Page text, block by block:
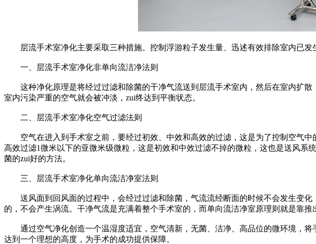
层流手术室净化主要采取三种措施。控制浮游粒子发生量、迅述有效排除室内已发
一、层流手术室净化非单向流洁净法则
这种净化原理是将经过过滤和除菌的干净气流送到层流手术室内，然后在室内扩散
室内污染严重的空气就会被冲淡，zui终达到平衡状态。
二、层流手术室净化空气过滤法则
空气在进入到手术室之前，要经过初效、中效和高效的过滤，这是为了控制空气中
高效过滤1微米以下的亚微米级微粒，这是初效和中效过滤不掉的微粒，这也是送风
菌的zui好的方法。
三、层流手术室净化单向流洁净室法则
送风面到回风面的过程中，会经过过滤和除菌，气流流经断面的时候不会发生变化
的，不会产生涡流。干净气流是充满着整个手术室的，而单向流洁净室原理则就是靠
通过空气净化创造一个温湿度适宜，空气清新，无菌、洁净、高品位的微环境，将
达到一个理想的高度，为手术的成功提供保障。